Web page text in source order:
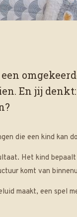
En jij
die een kind kan
Het kind
komt van
maakt, een spel